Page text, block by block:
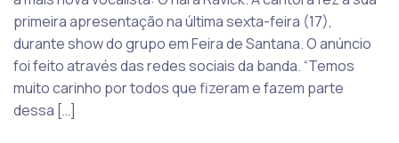
primeira apresentação na última sexta-feira (17),
durante show do grupo em Feira de Santana. O anúncio
foi feito através das redes sociais da banda. “Temos
muito carinho por todos que fizeram e fazem parte
dessa […]